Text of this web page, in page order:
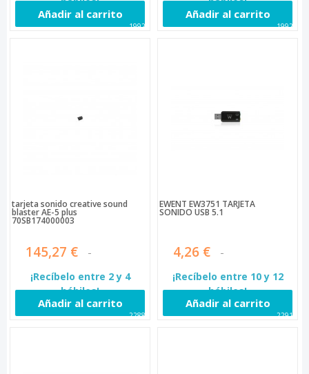
Añadir al carrito
19920
Añadir al carrito
19928
tarjeta sonido creative sound
blaster AE-5 plus
70SB174000003
145,27 €
¡Recíbelo entre 2 y 4
hábiles!
Añadir al carrito
22889
EWENT EW3751 TARJETA
SONIDO USB 5.1
4,26 €
¡Recíbelo entre 10 y 12
hábiles!
Añadir al carrito
22913